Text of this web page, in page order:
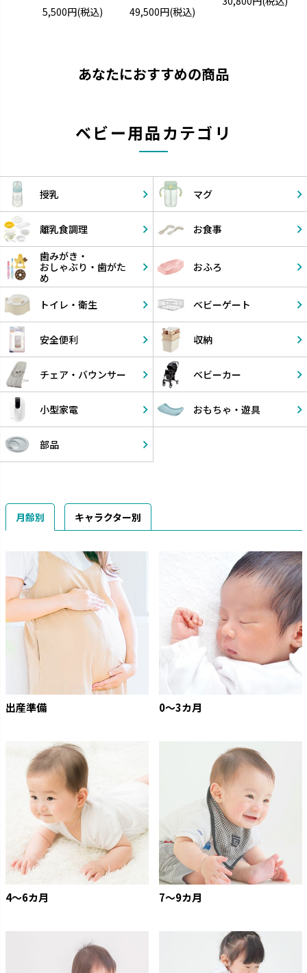
5,500円(税込)
49,500円(税込)
あなたにおすすめの商品
ベビー用品カテゴリ
授乳 マグ
離乳食調理
お食事
歯みがき・
おしゃぶり・ 歯がた
め
おふろ
トイレ・衛生 ベビーゲート
安全便利 収納
チェア・ バウンサー ベビーカー
小型家電 おもちゃ・ 遊具
部品
月齢別 キャラクター別
出産準備 0〜3カ月
4〜6カ月 7〜9カ月